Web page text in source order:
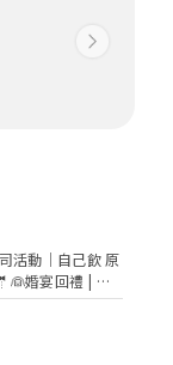
Next
活動｜自己飲 原
婚宴回禮 | 🎉